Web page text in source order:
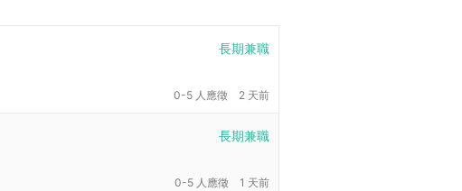
長期兼職
0-5 人應徵 2 天前
長期兼職
0-5 人應徵 1 天前